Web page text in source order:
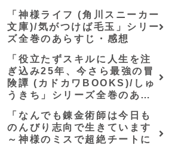
「神様ライフ (角川スニーカー
文庫)/気がつけば毛玉」シリー
ズ全巻のあらすじ・感想
「役立たずスキルに人生を注
ぎ込み25年、今さら最強の冒
険譚 (カドカワBOOKS)/しゅ
うきち」シリーズ全巻のあら
「なんでも錬金術師は今日も
のんびり志向で生きています
～神様のミスで超絶チートに